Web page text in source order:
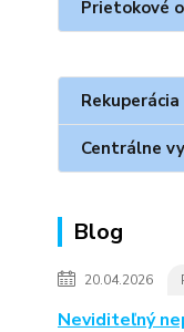
Prietokové
Rekuperácia
Centrálne
Blog
20.04.2026
Neviditeľný